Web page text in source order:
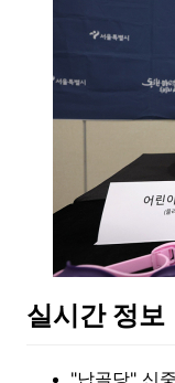
실시간 정보